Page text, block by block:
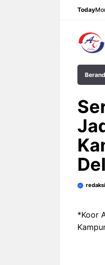
Today
redaksi
*Koor